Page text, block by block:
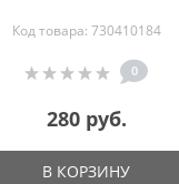
камня,
сердолика,
и цитрина 17-
Код товара: 730410184
0
280 руб.
В КОРЗИНУ